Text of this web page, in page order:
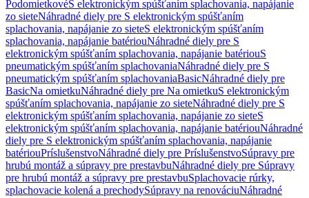
PodomietkovéS elektronickým spúšťaním splachovania, napájanie
zo sieteNáhradné diely pre S elektronickým spúšťaním
splachovania, napájanie zo sieteS elektronickým spúšťaním
splachovania, napájanie batériouNáhradné diely pre S
elektronickým spúšťaním splachovania, napájanie batériouS
pneumatickým spúšťaním splachovaniaNáhradné diely pre S
pneumatickým spúšťaním splachovaniaBasicNáhradné diely pre
BasicNa omietkuNáhradné diely pre Na omietkuS elektronickým
spúšťaním splachovania, napájanie zo sieteNáhradné diely pre S
elektronickým spúšťaním splachovania, napájanie zo sieteS
elektronickým spúšťaním splachovania, napájanie batériouNáhradné
diely pre S elektronickým spúšťaním splachovania, napájanie
batériouPríslušenstvoNáhradné diely pre PríslušenstvoSúpravy pre
hrubú montáž a súpravy pre prestavbuNáhradné diely pre Súpravy
pre hrubú montáž a súpravy pre prestavbuSplachovacie rúrky,
splachovacie kolená a prechodySúpravy na renováciuNáhradné